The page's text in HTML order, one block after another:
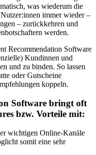
was wiederum die
immer wieder –
– zurückkehren und
werden.
Recommendation Software
Kundinnen und
und zu binden. So lassen
oder Gutscheine
koppeln.
Software bringt oft
bzw. Vorteile mit:
wichtigen Online-Kanäle
somit eine sehr